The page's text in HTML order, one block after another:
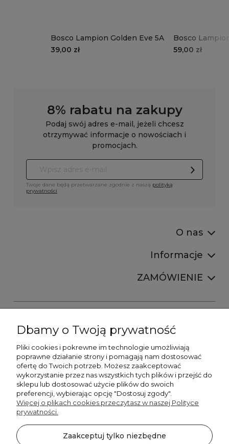
Bosco Lampion Golden Eve 5A
39,00 zł
Bosco
59,00 zł
8% rabatu na zakupy
Podaj swój adres e-mail, jeżeli chcesz
otrzymywać informacje o nowościach i
promocjach.
Twoje dane będą przetwarzane zgodnie z naszą polityką
prywatności
O nas
Informacje
ZAMÓWIENIE
+48606673390
sprzedaz@belldecohome.pl
©2026 Wszelkie Prawa Zastrzeżone | BelldecoHome.pl
Flex Minimalist by Ecommercy
Dbamy o Twoją prywatność
Pliki cookies i pokrewne im technologie umożliwiają
poprawne działanie strony i pomagają nam dostosować
ofertę do Twoich potrzeb. Możesz zaakceptować
wykorzystanie przez nas wszystkich tych plików i przejść do
sklepu lub dostosować użycie plików do swoich
preferencji, wybierając opcję "Dostosuj zgody".
Więcej o plikach cookies przeczytasz w naszej Polityce
prywatności.
Zaakceptuj tylko niezbędne
Zapisz się do naszego newslettera i zgarnij 8% rabatu!
zaznacz pola